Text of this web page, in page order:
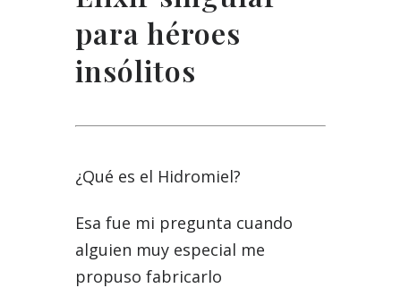
para héroes
insólitos
¿Qué es el Hidromiel?
Esa fue mi pregunta cuando
alguien muy especial me
propuso fabricarlo